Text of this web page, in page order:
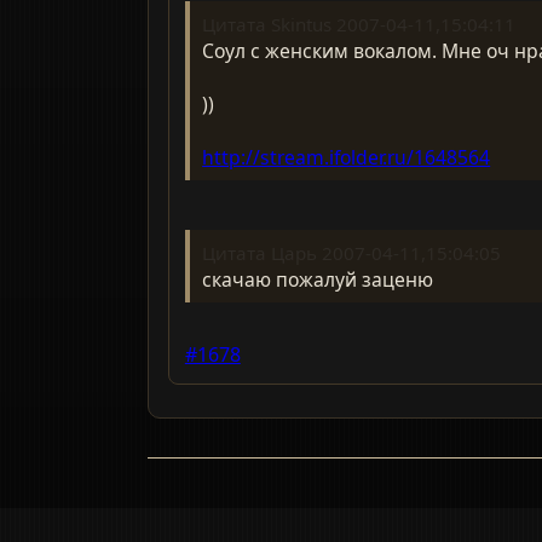
Соул с женским вокалом. Мне оч
))
http://stream.ifolder.ru/1648564
скачаю пожалуй заценю
#1678